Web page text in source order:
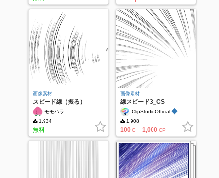
画像素材
スピード線（振る）
モモハラ
1,934
無料
画像素材
線スピード3_CS
ClipStudioOfficial ◆
1,908
100 G 1,000 CP